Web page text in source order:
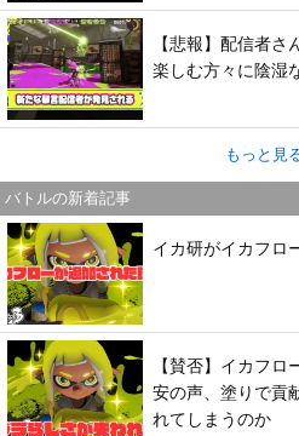
【悲報】配信者
楽しむ方々に陰湿
もっと見
バトルの新着記事
イカ研がイカフロ
【賛否】イカフ
安の声、塗りで貢
れてしまうのか